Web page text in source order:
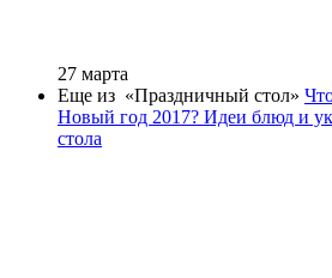
27 марта
Еще из «Праздничный стол»
Новый год 2017? Идеи блюд и
стола